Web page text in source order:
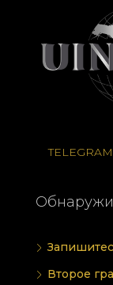
Второе